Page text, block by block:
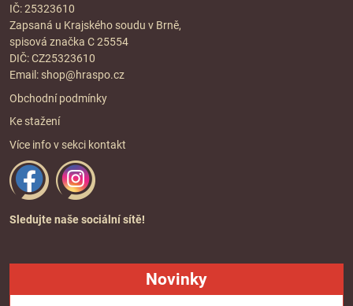
IČ: 25323610
Zapsaná u Krajského soudu v Brně,
spisová značka C 25554
DIČ: CZ25323610
Email: shop@hraspo.cz
Obchodní podmínky
Ke stažení
Více info v sekci kontakt
Sledujte naše sociální sítě!
Novinky